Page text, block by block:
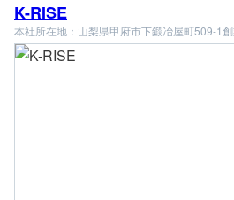
K-RISE
本社所在地：山梨県甲府市下鍛冶屋町509-1